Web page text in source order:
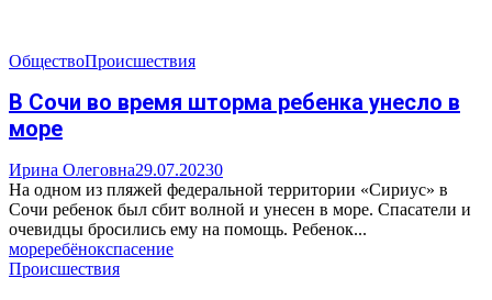
ОбществоПроисшествия
В Сочи во время шторма ребенка унесло в
море
Ирина Олеговна29.07.20230
На одном из пляжей федеральной территории «Сириус» в
Сочи ребенок был сбит волной и унесен в море. Спасатели и
очевидцы бросились ему на помощь. Ребенок...
мореребёнокспасение
Происшествия